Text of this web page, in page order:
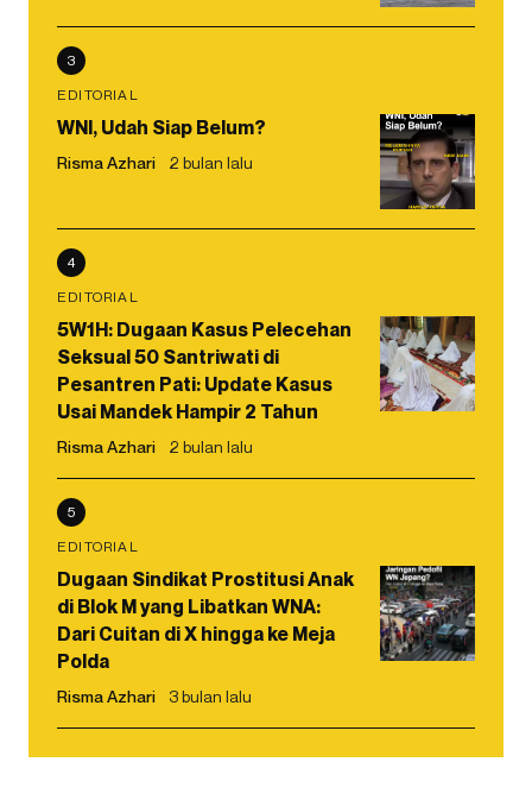
3
EDITORIAL
WNI, Udah Siap Belum?
Risma Azhari 2 bulan lalu
4
EDITORIAL
5W1H: Dugaan Kasus Pelecehan
Seksual 50 Santriwati di
Pesantren Pati: Update Kasus
Usai Mandek Hampir 2 Tahun
Risma Azhari 2 bulan lalu
5
EDITORIAL
Dugaan Sindikat Prostitusi Anak
di Blok M yang Libatkan WNA:
Dari Cuitan di X hingga ke Meja
Polda
Risma Azhari 3 bulan lalu